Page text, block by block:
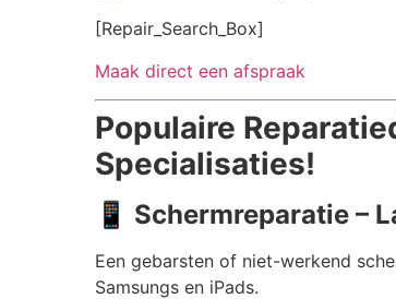
[Repair_Search_Box]
Maak direct een afspraak
Populaire
Specialisaties!
📱 Schermreparatie –
Een gebarsten of niet-werkend
Samsungs en iPads.